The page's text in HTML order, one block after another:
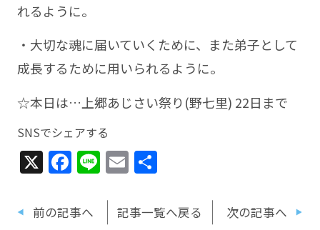
れるように。
・大切な魂に届いていくために、また弟子として
成長するために用いられるように。
☆本日は…上郷あじさい祭り(野七里) 22日まで
SNSでシェアする
X Facebook
LineEmail
共
前の記事へ 記事一覧へ戻る 次の記事へ